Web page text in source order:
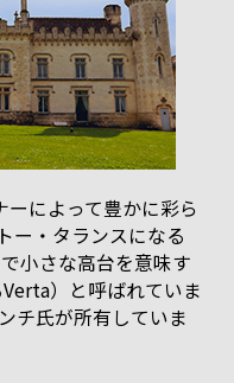
によって豊かに彩ら
ー・タランスになる
小さな高台を意味す
）と呼ばれていま
チ氏が所有していま